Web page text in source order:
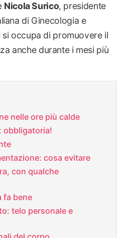
Nicola Surico, presidente
di Ginecologia e
si occupa di promuovere il
anche durante i mesi più
nelle ore più calde
obbligatoria!
cosa evitare
con qualche
fa bene
telo personale e